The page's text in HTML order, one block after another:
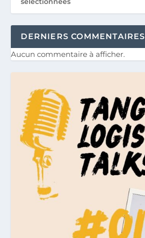
DERNIERS COMMENTAIRES
Aucun commentaire à afficher.